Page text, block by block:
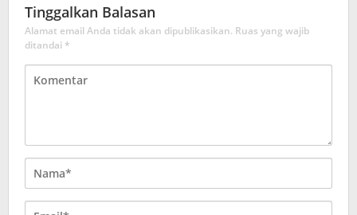
Tinggalkan Balasan
Alamat email Anda tidak akan dipublikasikan. Ruas yang wajib
ditandai *